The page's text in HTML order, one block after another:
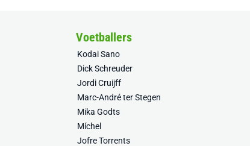
Voetballers
Kodai Sano
Dick Schreuder
Jordi Cruijff
Marc-André ter Stegen
Mika Godts
Míchel
Jofre Torrents